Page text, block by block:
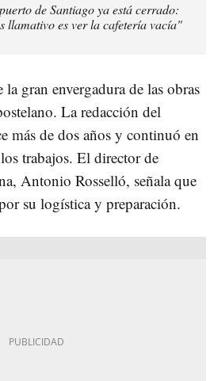
de Santiago ya está cerrado:
llamativo es ver la cafetería vacía"
la gran envergadura de las obras
La redacción del
más de dos años y continuó en
trabajos. El director de
Antonio Rosselló, señala que
su logística y preparación.